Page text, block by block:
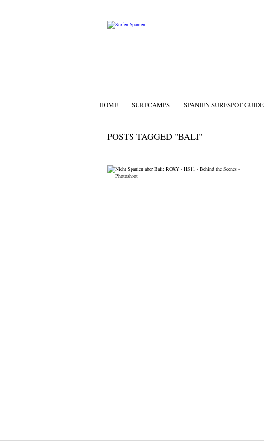
HOME SURFCAMPS SPANIEN SURFSPOT GUIDE
POSTS TAGGED "BALI"